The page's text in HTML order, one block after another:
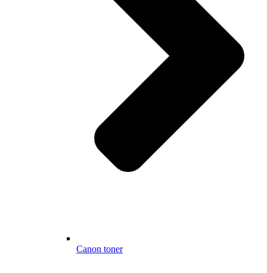
Canon toner